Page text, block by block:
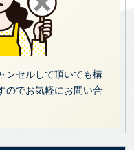
ンセルして頂いても構
のでお気軽にお問い合